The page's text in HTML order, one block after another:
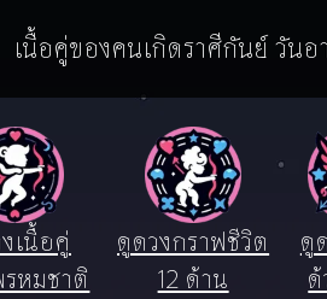
เนื้อคู่ของคนเกิดราศีกันย์ วัน
เนื้อคู่
รหมชาติ
ดูดวงกราฟชีวิต
12 ด้าน
ดู